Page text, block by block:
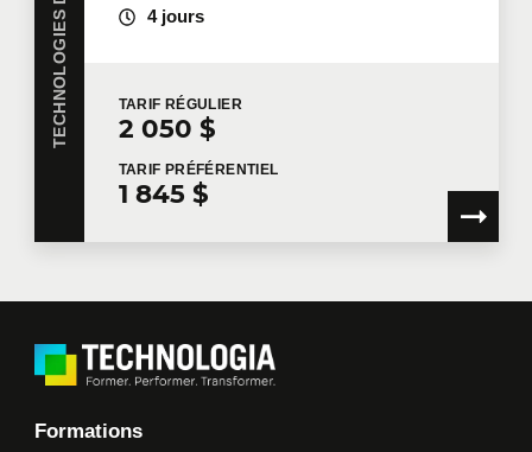
4 jours
TARIF RÉGULIER
2 050 $
TARIF PRÉFÉRENTIEL
1 845 $
Formations